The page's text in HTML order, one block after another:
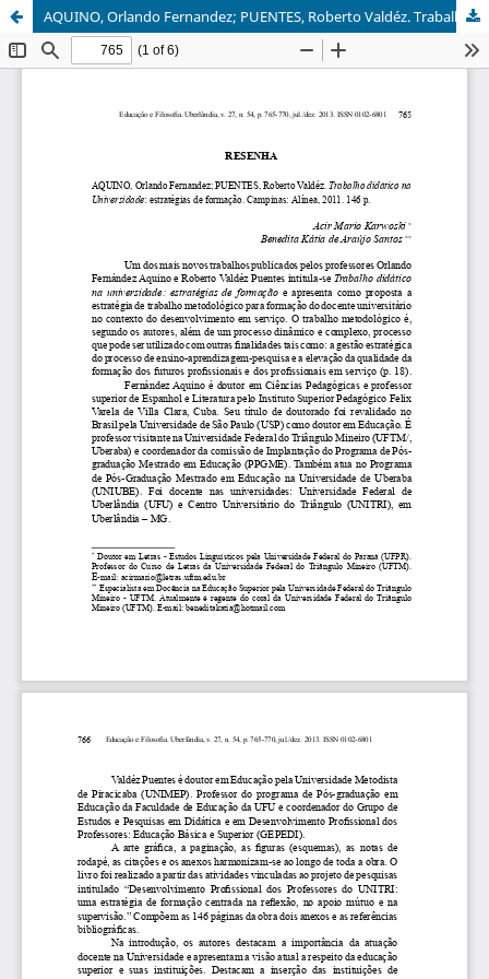
AQUINO, Orlando Fernandez; PUENTES, Roberto Valdéz. Trabalho didático na Universidade: estratégias de formação. Campinas: Alínea, 2011. 146p.